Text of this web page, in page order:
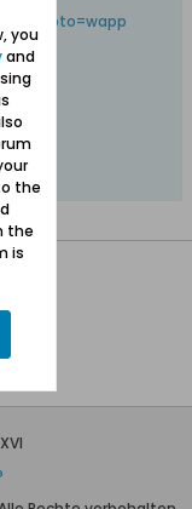
you
and
the
the
is